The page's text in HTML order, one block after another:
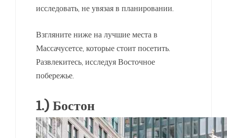
исследовать, не увязая в планировании.
Взгляните ниже на лучшие места в
Массачусетсе, которые стоит посетить.
Развлекитесь, исследуя Восточное
побережье.
1.) Бостон